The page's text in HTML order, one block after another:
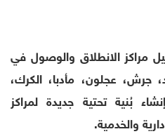
مراكز الانطلاق والوصول في
جرش، عجلون، مأدبا، الكرك،
بُنية تحتية جديدة لمراكز
والخدمية.